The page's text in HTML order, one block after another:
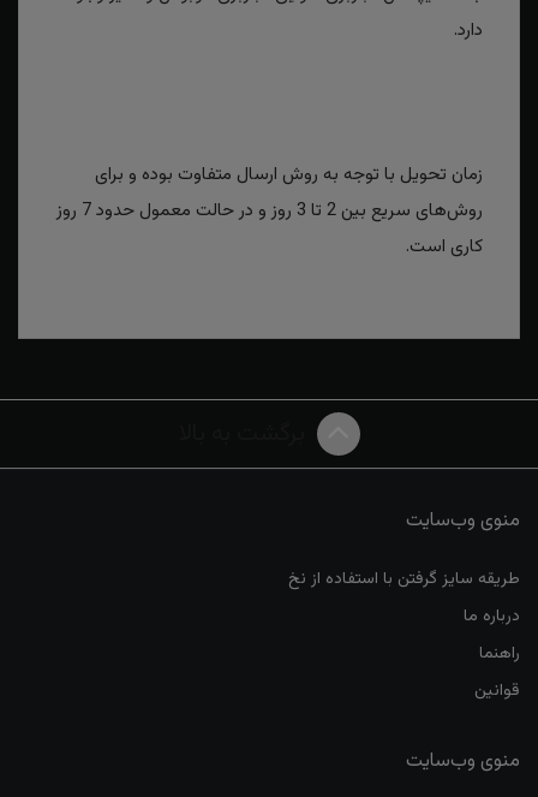
دارد.
زمان تحویل با توجه به روش ارسال متفاوت بوده و برای
روش‌های سریع بین 2 تا 3 روز و در حالت معمول حدود 7 روز
کاری است.
منوی وب‌سایت
طریقه سایز گرفتن با استفاده از نخ
درباره ما
راهنما
قوانین
منوی وب‌سایت